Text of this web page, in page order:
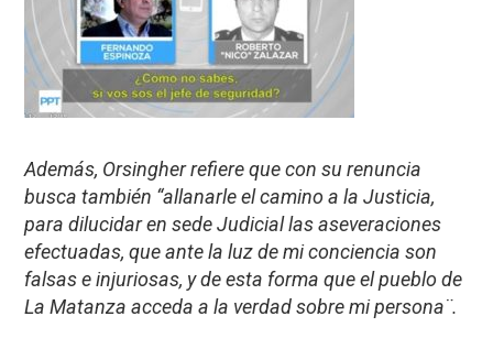
Además, Orsingher refiere que con su renuncia
busca también “allanarle el camino a la Justicia,
para dilucidar en sede Judicial las aseveraciones
efectuadas, que ante la luz de mi conciencia son
falsas e injuriosas, y de esta forma que el pueblo de
La Matanza acceda a la verdad sobre mi persona¨.